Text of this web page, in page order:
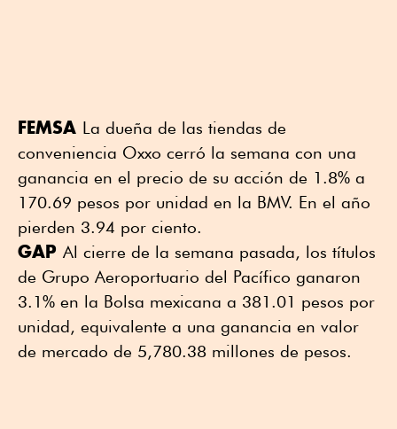
FEMSA La dueña de las tiendas de
conveniencia Oxxo cerró la semana con una
ganancia en el precio de su acción de 1.8% a
170.69 pesos por unidad en la BMV. En el año
pierden 3.94 por ciento.
GAP Al cierre de la semana pasada, los títulos
de Grupo Aeroportuario del Pacífico ganaron
3.1% en la Bolsa mexicana a 381.01 pesos por
unidad, equivalente a una ganancia en valor
de mercado de 5,780.38 millones de pesos.